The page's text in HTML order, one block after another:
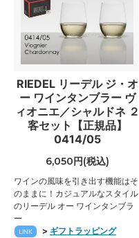
RIEDEL リーデル ジ・オ
ー ワインタンブラー ヴ
ィオニエ／シャルドネ ２
客セット【正規品】
0414/05
6,050円(税込)
ワインの風味を引き出す機能はそ
のままに！カジュアルなスタイル
のリーデル オー ワインタンブラ
ー
LINK > ギフトラッピング